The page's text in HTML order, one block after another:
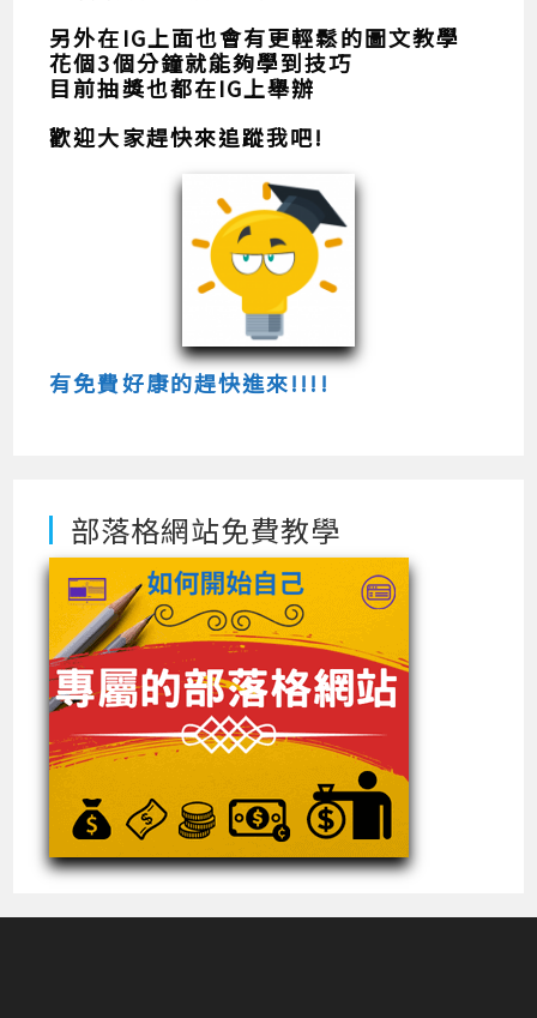
另外在IG上面也會有更輕鬆的圖文教學
花個3個分鐘就能夠學到技巧
目前抽獎也都在IG上舉辦
歡迎大家趕快來追蹤我吧!
有免費好康的趕快進來!!!!
部落格網站免費教學